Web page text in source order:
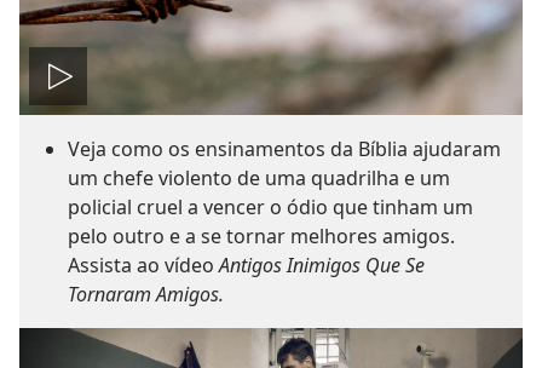
Reproduzir
vídeo
Veja como os ensinamentos da Bíblia ajudaram
um chefe violento de uma quadrilha e um
policial cruel a vencer o ódio que tinham um
pelo outro e a se tornar melhores amigos.
Assista ao vídeoAntigos Inimigos Que Se
Tornaram Amigos.